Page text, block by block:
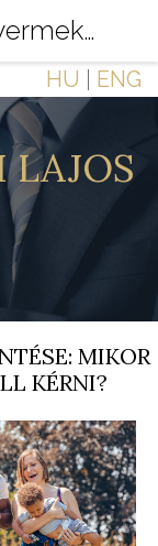
HU ENG
LAJOS
MIKOR
KÉRNI?
bíróság illetékesség gyermek lakóhelye tartásdíj